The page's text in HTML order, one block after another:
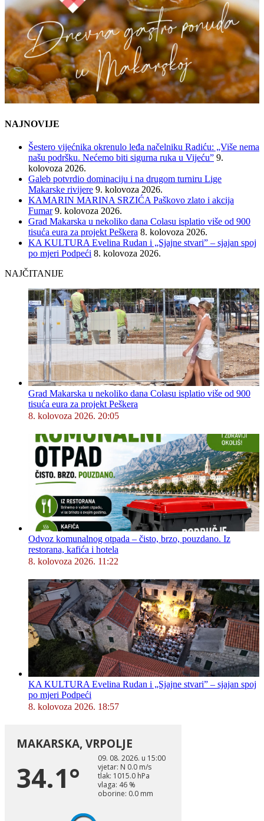
NAJNOVIJE
Šestero vijećnika okrenulo leđa načelniku Radiću: „Više nema
našu podršku. Nećemo biti sigurna ruka u Vijeću” 9.
kolovoza 2026.
Galeb potvrdio dominaciju i na drugom turniru Lige
Makarske rivijere 9. kolovoza 2026.
KAMARIN MARINA SRZIĆA Paškovo zlato i akcija
Fumar 9. kolovoza 2026.
Grad Makarska u nekoliko dana Colasu isplatio više od 900
tisuća eura za projekt Peškera 8. kolovoza 2026.
KA KULTURA Evelina Rudan i „Sjajne stvari” – sjajan spoj
po mjeri Podpeći 8. kolovoza 2026.
NAJČITANIJE
Grad Makarska u nekoliko dana Colasu isplatio više od 900
tisuća eura za projekt Peškera
8. kolovoza 2026. 20:05
Odvoz komunalnog otpada – čisto, brzo, pouzdano. Iz
restorana, kafića i hotela
8. kolovoza 2026. 11:22
KA KULTURA Evelina Rudan i „Sjajne stvari” – sjajan spoj
po mjeri Podpeći
8. kolovoza 2026. 18:57